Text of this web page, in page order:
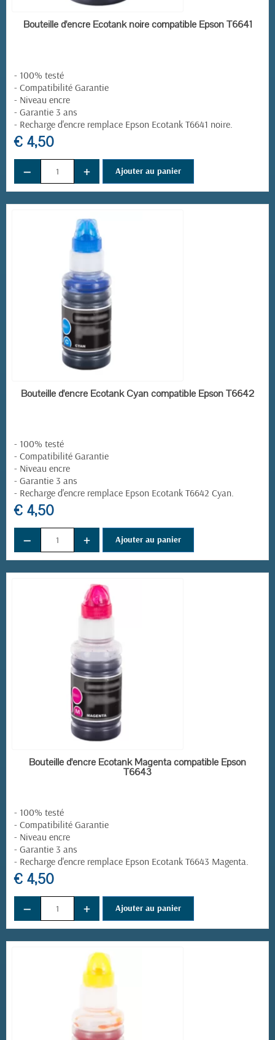
EN STOCK
Bouteille d'encre Ecotank noire compatible Epson T6641
- 100% testé
- Compatibilité Garantie
- Niveau encre
- Garantie 3 ans
- Recharge d'encre remplace Epson Ecotank T6641 noire
€ 4,50
− + Ajouter au panier
EN STOCK
Bouteille d'encre Ecotank Cyan compatible Epson T6642
- 100% testé
- Compatibilité Garantie
- Niveau encre
- Garantie 3 ans
- Recharge d'encre remplace Epson Ecotank T6642 Cyan
€ 4,50
− + Ajouter au panier
EN STOCK
Bouteille d'encre Ecotank Magenta compatible Epson
T6643
- 100% testé
- Compatibilité Garantie
- Niveau encre
- Garantie 3 ans
- Recharge d'encre remplace Epson Ecotank T6643 Magenta
€ 4,50
− + Ajouter au panier